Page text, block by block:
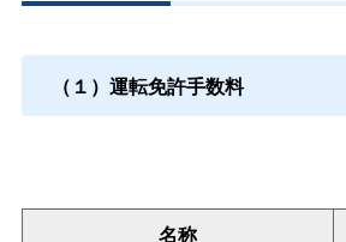
（１）運転免許手数料
名称